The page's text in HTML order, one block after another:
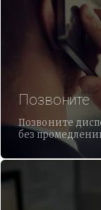
Позвоните
Позвоните
без